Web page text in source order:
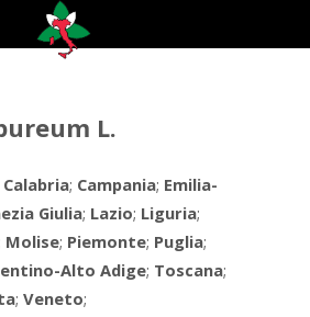
L.
Calabria; Campania; Emilia-
Giulia; Lazio; Liguria;
Molise; Piemonte; Puglia;
Alto Adige; Toscana;
;Veneto;